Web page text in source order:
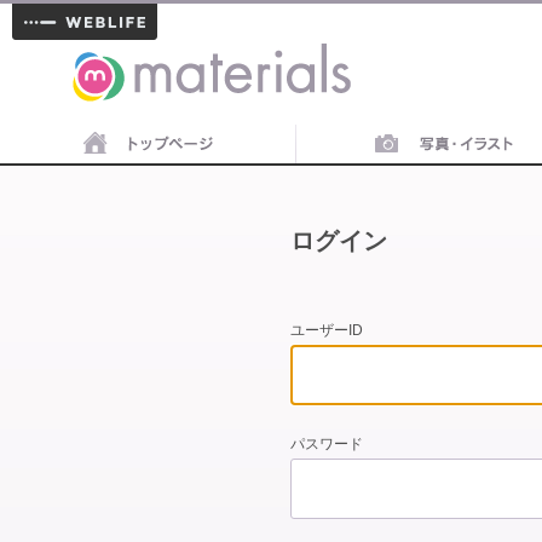
materials
ログイン
ユーザーID
パスワード